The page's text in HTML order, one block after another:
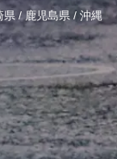
県 /鹿児島県 / 沖縄